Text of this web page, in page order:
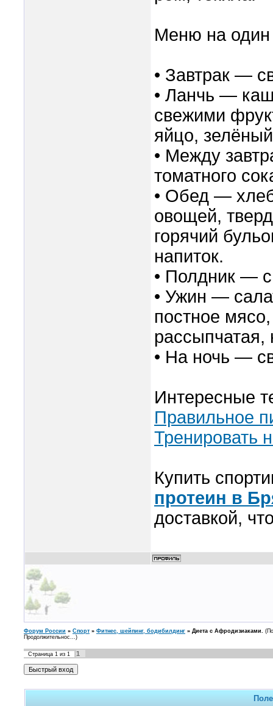
Меню на один
• Завтрак —
• Ланчь —
свежими
яйцо,
• Между
томатного
• Обед —
овощей,
горячий
напиток.
• Полдник —
• Ужин —
постное
рассыпчатая,
• На ночь —
Интересные
Правильное
Тренировать
Купить
протеин в
доставкой,
Форум России » Спорт » Фитнес, шейпинг, бодибилдинг » Диета с Афродизиаками.
Продолжительнос...)
Страница 1 из 1 1